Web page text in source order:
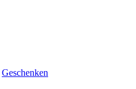
Geschenken